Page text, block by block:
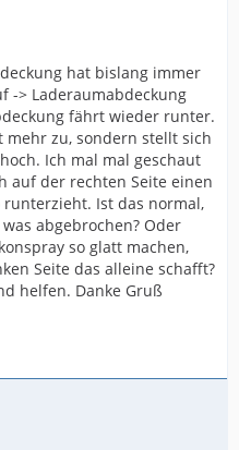
hat bislang immer
-> Laderaumabdeckung
fährt wieder runter.
zu, sondern stellt sich
Ich mal mal geschaut
auf der rechten Seite einen
Ist das normal,
abgebrochen? Oder
so glatt machen,
Seite das alleine schafft?
helfen. Danke Gruß